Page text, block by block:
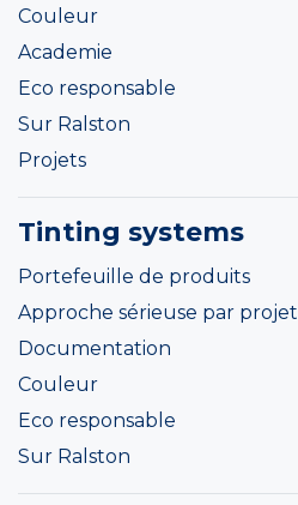
Couleur
Academie
Eco responsable
Sur Ralston
Projets
Tinting systems
Portefeuille de produits
Approche sérieuse par projet
Documentation
Couleur
Eco responsable
Sur Ralston